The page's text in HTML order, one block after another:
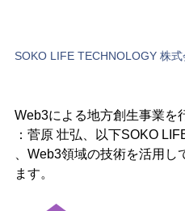
SOKO LIFE TECHNOLOGY 株式
Web3による地方創生事業を
：菅原 壮弘、以下SOKO
、Web3領域の技術を活用
ます。